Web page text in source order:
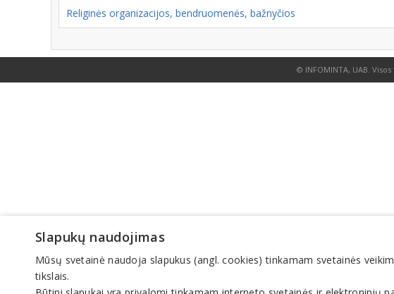
Religinės organizacijos, bendruomenės, bažnyčios
© INFOMINTA, UAB.
Slapukų naudojimas
Mūsų svetainė naudoja slapukus (angl. cookies) tinkamam svetainės
tikslais.